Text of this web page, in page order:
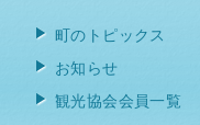
町のトピックス
お知らせ
観光協会会員一覧